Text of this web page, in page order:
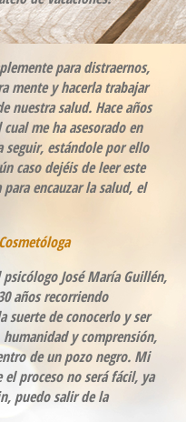
para distraernos,
mente y hacerla trabajar
nuestra salud. Hace años
me ha asesorado en
seguir, estándole por ello
caso dejéis de leer este
encauzar la salud, el
José María Guillén,
años recorriendo
suerte de conocerlo y ser
humanidad y comprensión,
de un pozo negro. Mi
proceso no será fácil, ya
puedo salir de la